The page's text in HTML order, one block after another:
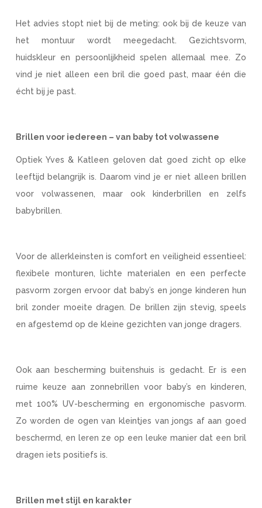
Het advies stopt niet bij de meting: ook bij de keuze van
het montuur wordt meegedacht. Gezichtsvorm,
huidskleur en persoonlijkheid spelen allemaal mee. Zo
vind je niet alleen een bril die goed past, maar één die
écht bij je past.
Brillen voor iedereen – van baby tot volwassene
Optiek Yves & Katleen geloven dat goed zicht op elke
leeftijd belangrijk is. Daarom vind je er niet alleen brillen
voor volwassenen, maar ook kinderbrillen en zelfs
babybrillen.
Voor de allerkleinsten is comfort en veiligheid essentieel:
flexibele monturen, lichte materialen en een perfecte
pasvorm zorgen ervoor dat baby’s en jonge kinderen hun
bril zonder moeite dragen. De brillen zijn stevig, speels
en afgestemd op de kleine gezichten van jonge dragers.
Ook aan bescherming buitenshuis is gedacht. Er is een
ruime keuze aan zonnebrillen voor baby’s en kinderen,
met 100% UV-bescherming en ergonomische pasvorm.
Zo worden de ogen van kleintjes van jongs af aan goed
beschermd, en leren ze op een leuke manier dat een bril
dragen iets positiefs is.
Brillen met stijl en karakter